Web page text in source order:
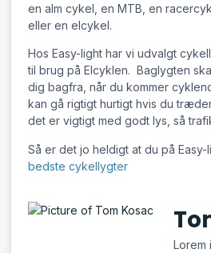
en alm cykel, en MTB, en
eller en elcykel.
Hos Easy-light har vi udvalgt
til brug på Elcyklen. Baglygten
dig bagfra, når du kommer
kan gå rigtigt hurtigt hvis du
det er vigtigt med godt lys, så
Så er det jo heldigt at du på
bedste cykellygter
Lorem